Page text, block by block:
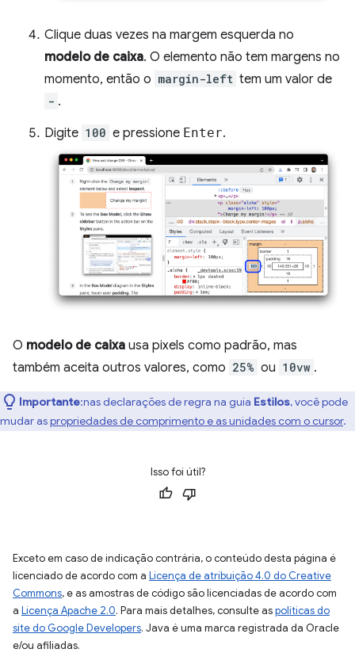
Clique duas vezes na margem esquerda no
modelo de caixa. O elemento não tem margens no
momento, então o margin-left tem um valor de
- .
Digite 100 e pressione Enter.
O modelo de caixa usa pixels como padrão, mas
também aceita outros valores, como 25% ou 10vw .
Importante:nas declarações de regra na guia Estilos, você pode
mudar aspropriedades de comprimento e as unidades com o cursor.
Isso foi útil?
Exceto em caso de indicação contrária, o conteúdo desta página é
licenciado de acordo com a Licença de atribuição 4.0 do Creative
Commons, e as amostras de código são licenciadas de acordo com
a Licença Apache 2.0. Para mais detalhes, consulte aspolíticas do
site do Google Developers. Java é uma marca registrada da Oracle
e/ou afiliadas.